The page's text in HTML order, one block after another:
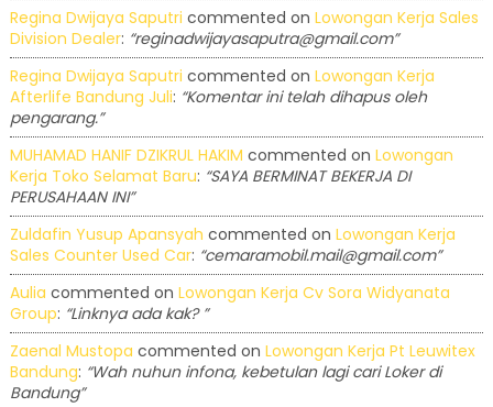
Regina Dwijaya Saputri commented on Lowongan Kerja Sales
Division Dealer: “reginadwijayasaputra@gmail.com”
Regina Dwijaya Saputri commented on Lowongan Kerja
Afterlife Bandung Juli: “Komentar ini telah dihapus oleh
pengarang.”
MUHAMAD HANIF DZIKRUL HAKIM commented on Lowongan
Kerja Toko Selamat Baru: “SAYA BERMINAT BEKERJA DI
PERUSAHAAN INI”
Zuldafin Yusup Apansyah commented on Lowongan Kerja
Sales Counter Used Car: “cemaramobil.mail@gmail.com”
Aulia commented on Lowongan Kerja Cv Sora Widyanata
Group: “Linknya ada kak? ”
Zaenal Mustopa commented on Lowongan Kerja Pt Leuwitex
Bandung: “Wah nuhun infona, kebetulan lagi cari Loker di
Bandung”